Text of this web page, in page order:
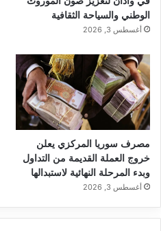
الوطني والسياحة الثقافية
أغسطس 3, 2026
مصرف سوريا المركزي يعلن
خروج العملة القديمة من التداول
وبدء المرحلة النهائية لاستبدالها
أغسطس 3, 2026